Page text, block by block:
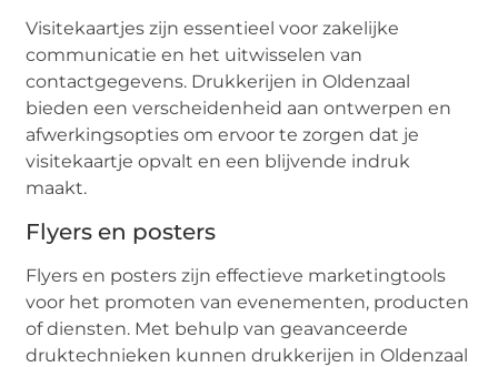
Visitekaartjes zijn essentieel voor zakelijke
communicatie en het uitwisselen van
contactgegevens. Drukkerijen in Oldenzaal
bieden een verscheidenheid aan ontwerpen en
afwerkingsopties om ervoor te zorgen dat je
visitekaartje opvalt en een blijvende indruk
maakt.
Flyers en posters
Flyers en posters zijn effectieve marketingtools
voor het promoten van evenementen, producten
of diensten. Met behulp van geavanceerde
druktechnieken kunnen drukkerijen in Oldenzaal